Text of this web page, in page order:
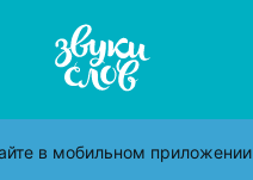
в мобильном приложении